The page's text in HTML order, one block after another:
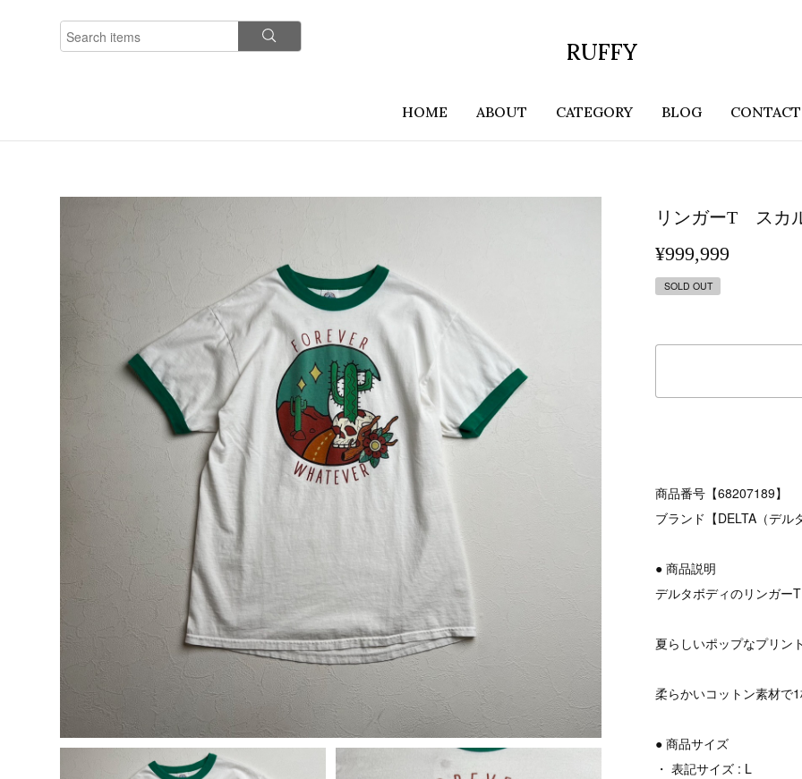
RUFFY
HOME ABOUT CATEGORY BLOG CONTACT
リンガーT ス
¥999,999
SOLD OUT
商品番号【68207189】
ブランド【DELTA（デル
● 商品説明
デルタボディのリンガーT
夏らしいポップなプリン
柔らかいコットン素材で
● 商品サイズ
・ 表記サイズ : L